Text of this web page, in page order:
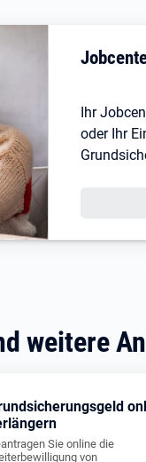
Ihr
oder Ihr
weitere
Sie online die
von